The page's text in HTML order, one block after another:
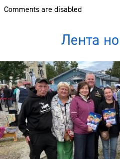
Comments are disabled
Лента